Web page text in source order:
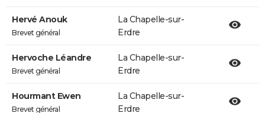
Hervé Anouk
Brevet général
La Chapelle-sur-
Erdre
Hervoche Léandre
Brevet général
La Chapelle-sur-
Erdre
Hourmant Ewen
Brevet général
La Chapelle-sur-
Erdre